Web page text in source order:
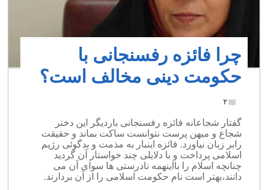
چرا فائزه رفسنجانی با
حکومت دینی مخالف است؟
۲
گفتار شجاعانه فائزه رفسنجانی باردیگر این دختر
شجاع و میهن پرست نتوانست ساکت بماند و حقیقت
رابر زبان نیاورد. فائزه اینبار به مذمت و بدگوئی رژیم
اسلامی پرداخت و با دلایلی چند خواستار آن گردید
چنانچه اسلام را بااینهمه نادرستی ها سوای آن می
دانند،بهتر است نام حکومت اسلامی را از آن بردارند.